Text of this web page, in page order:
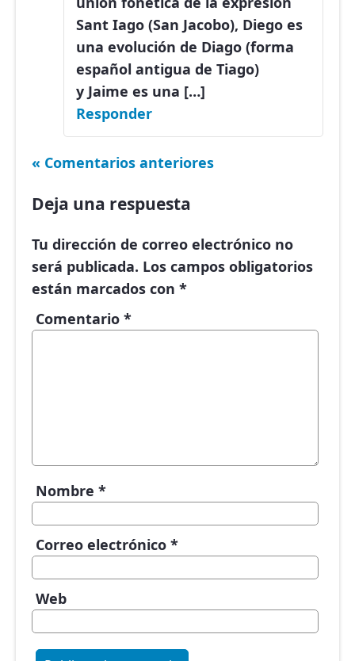
Sant Iago (San Jacobo), Diego es
una evolución de Diago (forma
español antigua de Tiago)
y Jaime es una […]
Responder
« Comentarios anteriores
Deja una respuesta
Tu dirección de correo electrónico no
será publicada. Los campos obligatorios
están marcados con *
Comentario *
Nombre *
Correo electrónico *
Web